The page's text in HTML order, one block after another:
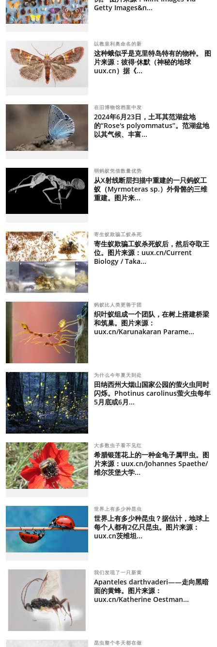
Getty Images&n...
以教皇利奥命名的新
这种蛾似乎是克里特岛特有的物种。 图
片来源：彼得·休默（神秘的地球
uux.cn）据《...
在旧博物馆档案中发
2024年6月23日，土耳其范湖盆地
的“Rose's polyommatus”。范湖盆地
以其气候、丰富...
弱蚂蚁凭借数量优势
从X射线断层扫描中重建的一只蚂蚁工
蚁（Myrmoteras sp.）外骨骼的三维
重建。图片来...
寄生蚁欺骗工蚁杀死
寄生蚁欺骗工蚁杀死蚁后，然后夺取王
位。图片来源：uux.cn/Current
Biology / Taka...
蚂蚁比人类更善于团
织叶蚁组成一个团队，在树上搭建桥梁
和筑巢。图片来源：
uux.cn/Karunakaran Parame...
为什么今年夏天到处
田纳西州大烟山国家公园的萤火虫同时
闪烁。Photinus carolinus萤火虫每年
5月底或6月...
大多数虫子看不见红
希腊银莲花上的一种金龟子属甲虫。图
片来源：uux.cn/Johannes Spaethe/
维尔茨堡大学...
世界上有多少种昆虫
世界上有多少种昆虫？据估计，地球上
每个人都有2亿只昆虫。图片来源：
uux.cn茨维坦...
我们发现了一只新黄
Apanteles darthvaderi——走向黑暗
面的黄蜂。图片来源：
uux.cn/Katherine Oestman...
昆虫整个冬天都在做